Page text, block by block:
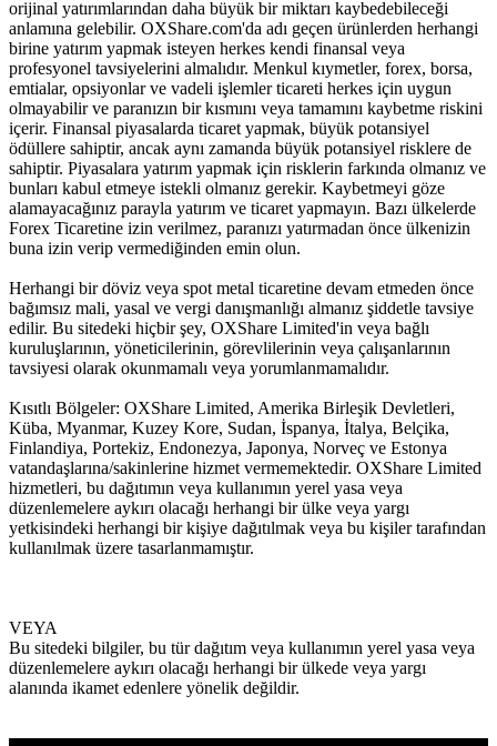
orijinal yatırımlarından daha büyük bir miktarı kaybedebileceği
anlamına gelebilir. OXShare.com'da adı geçen ürünlerden herhangi
birine yatırım yapmak isteyen herkes kendi finansal veya
profesyonel tavsiyelerini almalıdır. Menkul kıymetler, forex, borsa,
emtialar, opsiyonlar ve vadeli işlemler ticareti herkes için uygun
olmayabilir ve paranızın bir kısmını veya tamamını kaybetme riskini
içerir. Finansal piyasalarda ticaret yapmak, büyük potansiyel
ödüllere sahiptir, ancak aynı zamanda büyük potansiyel risklere de
sahiptir. Piyasalara yatırım yapmak için risklerin farkında olmanız ve
bunları kabul etmeye istekli olmanız gerekir. Kaybetmeyi göze
alamayacağınız parayla yatırım ve ticaret yapmayın. Bazı ülkelerde
Forex Ticaretine izin verilmez, paranızı yatırmadan önce ülkenizin
buna izin verip vermediğinden emin olun.
Herhangi bir döviz veya spot metal ticaretine devam etmeden önce
bağımsız mali, yasal ve vergi danışmanlığı almanız şiddetle tavsiye
edilir. Bu sitedeki hiçbir şey, OXShare Limited'in veya bağlı
kuruluşlarının, yöneticilerinin, görevlilerinin veya çalışanlarının
tavsiyesi olarak okunmamalı veya yorumlanmamalıdır.
Kısıtlı Bölgeler: OXShare Limited, Amerika Birleşik Devletleri,
Küba, Myanmar, Kuzey Kore, Sudan, İspanya, İtalya, Belçika,
Finlandiya, Portekiz, Endonezya, Japonya, Norveç ve Estonya
vatandaşlarına/sakinlerine hizmet vermemektedir. OXShare Limited
hizmetleri, bu dağıtımın veya kullanımın yerel yasa veya
düzenlemelere aykırı olacağı herhangi bir ülke veya yargı
yetkisindeki herhangi bir kişiye dağıtılmak veya bu kişiler tarafından
kullanılmak üzere tasarlanmamıştır.
VEYA
Bu sitedeki bilgiler, bu tür dağıtım veya kullanımın yerel yasa veya
düzenlemelere aykırı olacağı herhangi bir ülkede veya yargı
alanında ikamet edenlere yönelik değildir.